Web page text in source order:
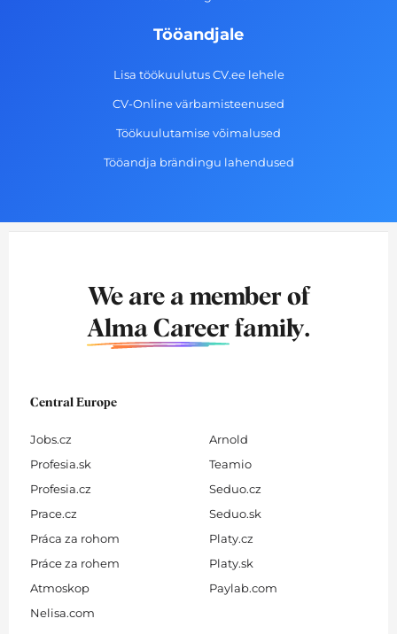
Tööandjale
Lisa töökuulutus CV.ee lehele
CV-Online värbamisteenused
Töökuulutamise võimalused
Tööandja brändingu lahendused
We are a member of
Alma Career family.
Central Europe
Jobs.cz
Profesia.sk
Profesia.cz
Prace.cz
Práca za rohom
Práce za rohem
Atmoskop
Nelisa.com
Arnold
Teamio
Seduo.cz
Seduo.sk
Platy.cz
Platy.sk
Paylab.com